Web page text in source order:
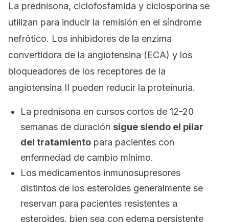
La prednisona, ciclofosfamida y ciclosporina se
utilizan para inducir la remisión en el síndrome
nefrótico. Los inhibidores de la enzima
convertidora de la angiotensina (ECA) y los
bloqueadores de los receptores de la
angiotensina II pueden reducir la proteinuria.
La prednisona en cursos cortos de 12-20
semanas de duración sigue siendo el pilar
del tratamiento para pacientes con
enfermedad de cambio mínimo.
Los medicamentos inmunosupresores
distintos de los esteroides generalmente se
reservan para pacientes resistentes a
esteroides, bien sea con edema persistente